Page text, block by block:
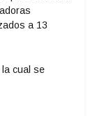
a 13
cual se